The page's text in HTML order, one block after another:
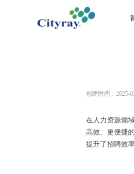
在人力资源领
高效、更便捷
提升了招聘效
创建时间： 2025-